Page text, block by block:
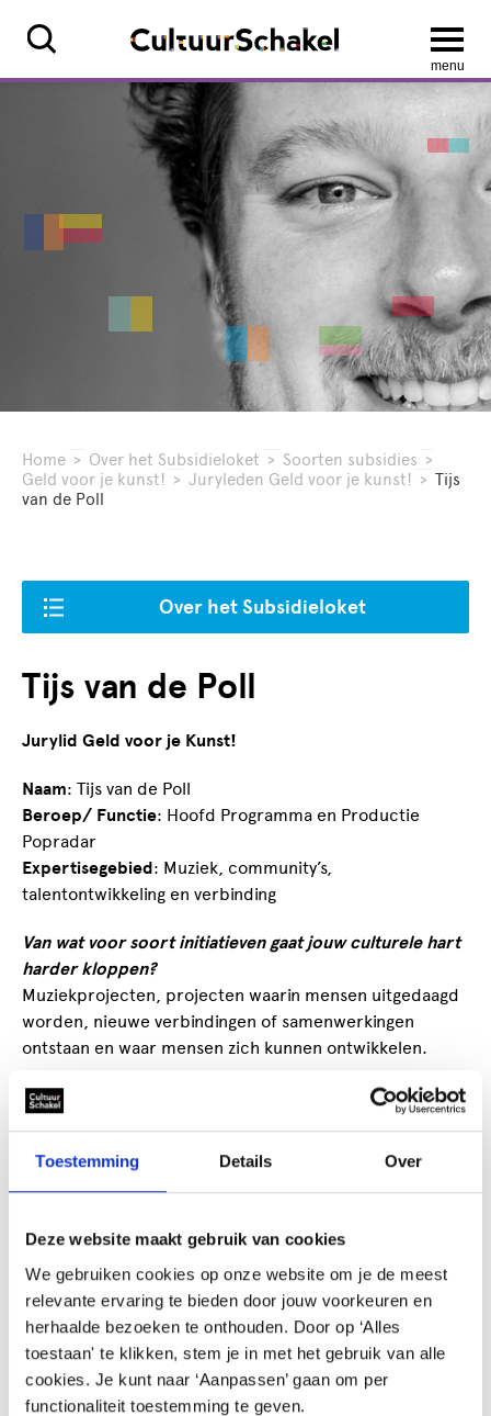
Toestemming Details Over
Deze website maakt gebruik van cookies
We gebruiken cookies op onze website om je de meest
relevante ervaring te bieden door jouw voorkeuren en
herhaalde bezoeken te onthouden. Door op ‘Alles
toestaan' te klikken, stem je in met het gebruik van alle
cookies. Je kunt naar ‘Aanpassen’ gaan om per
functionaliteit toestemming te geven.
menu
Home > Over het Subsidieloket > Soorten subsidies >
Geld voor je kunst! > Juryleden Geld voor je kunst! > Tijs
van de Poll
Over het Subsidieloket
Tijs van de Poll
Jurylid Geld voor je Kunst!
Naam: Tijs van de Poll
Beroep/ Functie: Hoofd Programma en Productie
Popradar
Expertisegebied: Muziek, community’s,
talentontwikkeling en verbinding
Van wat voor soort initiatieven gaat jouw culturele hart
harder kloppen?
Muziekprojecten, projecten waarin mensen uitgedaagd
worden, nieuwe verbindingen of samenwerkingen
ontstaan en waar mensen zich kunnen ontwikkelen.
Wat breng jij mee als jurylid en waar let je op bij de
realistische begrotingen en de toegevoegde waarde
Wat is volgens jou de toegevoegde waarde van Geld
voor je kunst!?
Doordat op een laagdrempelige manier budget
aangevraagd kan worden door amateurgroepen ontstaat
er ruimte voor initiatieven die anders lastig
realiseerbaar zijn.